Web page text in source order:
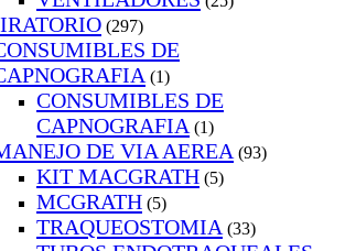
(297)
DE
(1)
CONSUMIBLES DE
CAPNOGRAFIA (1)
DE VIA AEREA (93)
KIT MACGRATH (5)
MCGRATH (5)
TRAQUEOSTOMIA (33)